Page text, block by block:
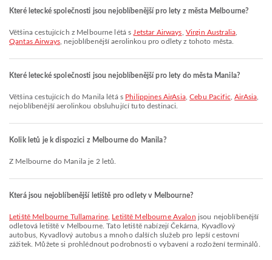
Které letecké společnosti jsou nejoblíbenější pro lety z města Melbourne?
Většina cestujících z Melbourne létá s Jetstar Airways Virgin Australia
Qantas Airways, nejoblíbenější aerolinkou pro odlety z tohoto města.
Které letecké společnosti jsou nejoblíbenější pro lety do města Manila?
Většina cestujících do Manila létá s Philippines AirAsia,Cebu Pacific ,AirAsia
nejoblíbenější aerolinkou obsluhující tuto destinaci.
Kolik letů je k dispozici z Melbourne do Manila?
Z Melbourne do Manila je 2 letů.
Která jsou nejoblíbenější letiště pro odlety v Melbourne?
Letiště Melbourne Tullamarine Letiště Melbourne Avalon jsou nejoblíbenější
odletová letiště v Melbourne. Tato letiště nabízejí Čekárna, Kyvadlový
autobus, Kyvadlový autobus a mnoho dalších služeb pro lepší cestovní
zážitek. Můžete si prohlédnout podrobnosti o vybavení a rozložení terminálů.